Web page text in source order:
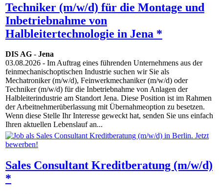
Techniker (m/w/d) für die Montage und
Inbetriebnahme von
Halbleitertechnologie in Jena *
DIS AG - Jena
03.08.2026 - Im Auftrag eines führenden Unternehmens aus der
feinmechanischoptischen Industrie suchen wir Sie als
Mechatroniker (m/w/d), Feinwerkmechaniker (m/w/d) oder
Techniker (m/w/d) für die Inbetriebnahme von Anlagen der
Halbleiterindustrie am Standort Jena. Diese Position ist im Rahmen
der Arbeitnehmerüberlassung mit Übernahmeoption zu besetzen.
Wenn diese Stelle Ihr Interesse geweckt hat, senden Sie uns einfach
Ihren aktuellen Lebenslauf an...
Sales Consultant Kreditberatung (m/w/d)
*